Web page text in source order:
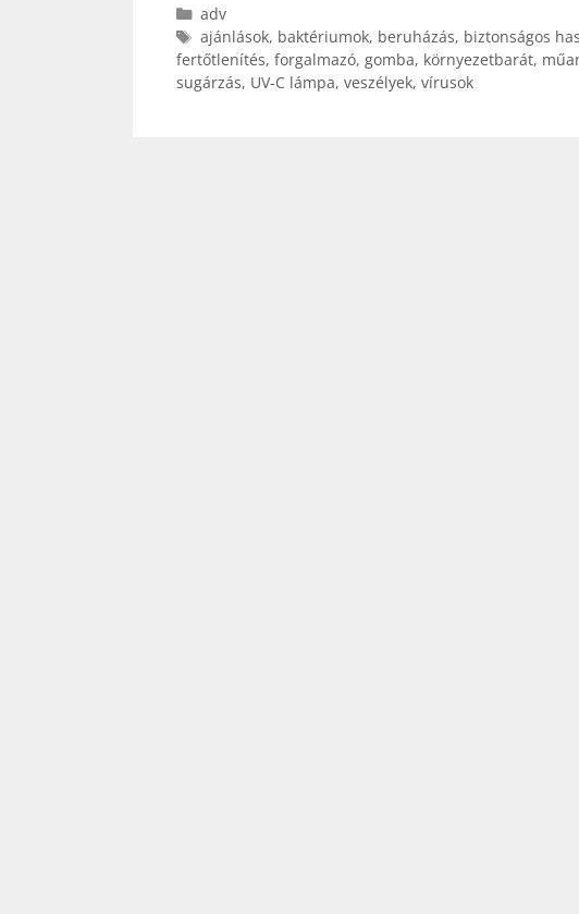
Kategória
adv
Címkék
ajánlások, baktériumok, beruházás, biztonságos
fertőtlenítés, forgalmazó, gomba, környezetbarát,
sugárzás, UV-C lámpa, veszélyek, vírusok